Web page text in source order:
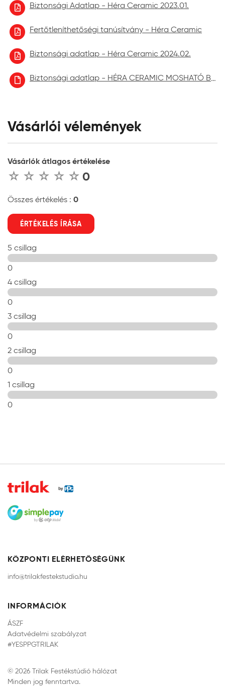
Biztonsági Adatlap - Héra Ceramic 2023.01.
Fertőtleníthetőségi tanúsítvány - Héra Ceramic
Biztonsági adatlap - Héra Ceramic 2024.02.
Biztonsági adatlap - HÉRA CERAMIC MOSHATÓ BELTÉRI FALFESTÉK aktuális
Vásárlói vélemények
Vásárlók átlagos értékelése
0
Összes értékelés : 0
ÉRTÉKELÉS ÍRÁSA
5 csillag
0
4 csillag
0
3 csillag
0
2 csillag
0
1 csillag
0
KÖZPONTI ELÉRHETŐSÉGÜNK
info@trilakfestekstudio.hu
INFORMÁCIÓK
ÁSZF
Adatvédelmi szabályzat
#YESPPGTRILAK
© 2026 Trilak Festékstúdió hálózat
Minden jog fenntartva.